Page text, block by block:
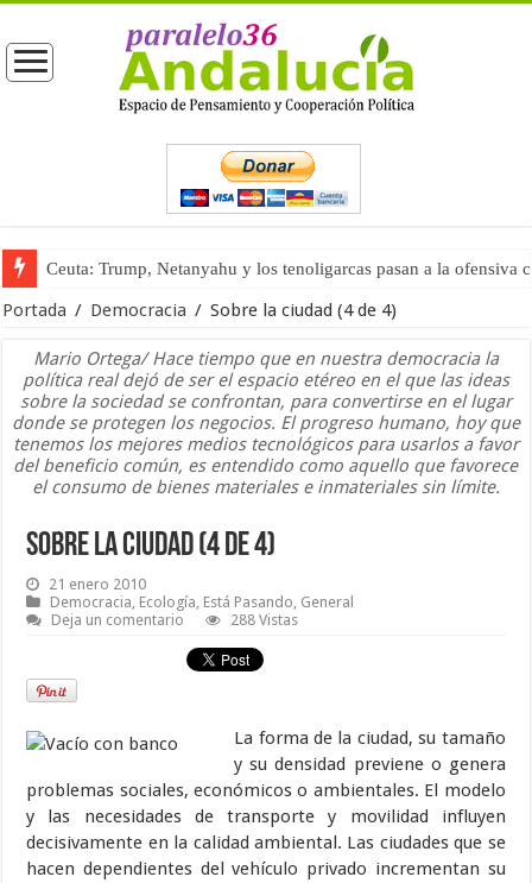
Ceuta: Trump, Netanyahu y los tenoligarcas pasan a la ofensiva
La masificación turística (tercera parte)
Portada / Democracia / Sobre la ciudad (4 de 4)
Mario Ortega/ Hace tiempo que en nuestra democracia la
política real dejó de ser el espacio etéreo en el que las ideas
sobre la sociedad se confrontan, para convertirse en el lugar
donde se protegen los negocios. El progreso humano, hoy que
tenemos los mejores medios tecnológicos para usarlos a favor
del beneficio común, es entendido como aquello que favorece
el consumo de bienes materiales e inmateriales sin límite.
Sobre la ciudad (4 de 4)
21 enero 2010
Democracia, Ecología, Está Pasando, General
Deja un comentario
288 Vistas
La forma de la ciudad, su tamaño
y su densidad previene o genera
problemas sociales, económicos o ambientales. El modelo
y las necesidades de transporte y movilidad influyen
decisivamente en la calidad ambiental. Las ciudades que se
hacen dependientes del vehículo privado incrementan su